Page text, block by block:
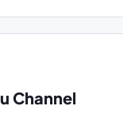
Channel